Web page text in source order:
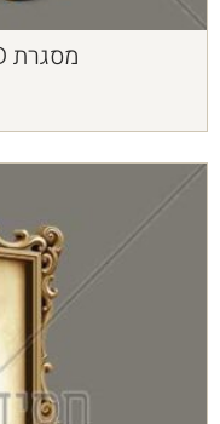
מסגרת 3D עם כינור וענבים